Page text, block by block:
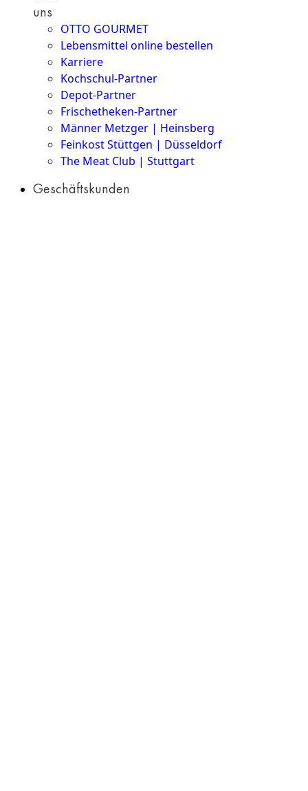
uns
OTTO GOURMET
Lebensmittel online bestellen
Karriere
Kochschul-Partner
Depot-Partner
Frischetheken-Partner
Männer Metzger | Heinsberg
Feinkost Stüttgen | Düsseldorf
The Meat Club | Stuttgart
Geschäftskunden